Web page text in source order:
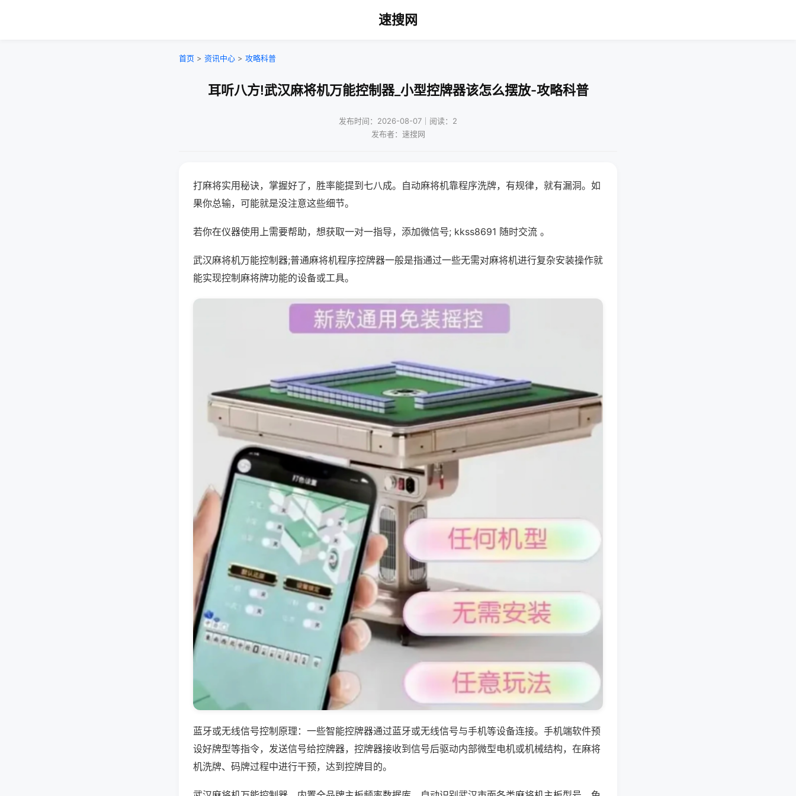
速搜网
首页 > 资讯中心 > 攻略科普
耳听八方!武汉麻将机万能控制器_小型控牌器该怎么摆放-攻略科普
发布时间：2026-08-07｜阅读：2
发布者：速搜网
打麻将实用秘诀，掌握好了，胜率能提到七八成。自动麻将机靠程序洗牌，有规律，就有漏洞。如
果你总输，可能就是没注意这些细节。
若你在仪器使用上需要帮助，想获取一对一指导，添加微信号; kkss8691 随时交流 。
武汉麻将机万能控制器;普通麻将机程序控牌器一般是指通过一些无需对麻将机进行复杂安装操作就
能实现控制麻将牌功能的设备或工具。
蓝牙或无线信号控制原理：一些智能控牌器通过蓝牙或无线信号与手机等设备连接。手机端软件预
设好牌型等指令，发送信号给控牌器，控牌器接收到信号后驱动内部微型电机或机械结构，在麻将
机洗牌、码牌过程中进行干预，达到控牌目的。